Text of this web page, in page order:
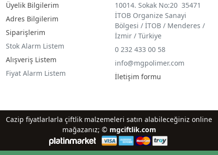
Üyelik Bilgilerim
Adres Bilgilerim
Siparişlerim
Stok Alarm Listem
Alışveriş Listem
Fiyat Alarm Listem
10014. Sokak No:20 35471
İTOB Organize Sanayi
Bölgesi / İTOB / Menderes /
İzmir / Türkiye
0 232 433 00 58
info@mgpolimer.com
İletişim formu
Cazip fiyatlarlarla çiftlik malzemeleri satın alabileceğiniz online
mağazanız; © mgciftlik.com